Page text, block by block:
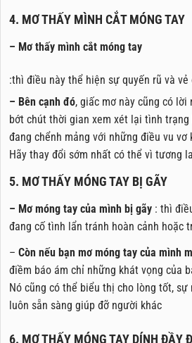
4. MƠ THẤY MÌNH CẮT MÓNG TAY
– Mơ thấy mình cắt móng tay
:thì điều này thể hiện sự quyến rũ và vẻ
– Bên cạnh đó, giấc mơ này cũng có lời
bớt chút thời gian xem xét lại tình trạng
đang chểnh mảng với những điều vu vơ
Hãy thay đổi sớm nhất có thể vì tương
5. MƠ THẤY MÓNG TAY BỊ GÃY
– Mơ móng tay của mình bị gãy : thì
đang cố tình lẩn tránh hoàn cảnh hoặc
– Còn nếu bạn mơ móng tay của mình
điềm báo ám chỉ những khát vọng của
Nó cũng có thể biểu thị cho lòng tốt,
luôn sẵn sàng giúp đỡ người khác
6. MƠ THẤY MÓNG TAY DÍNH ĐẦY